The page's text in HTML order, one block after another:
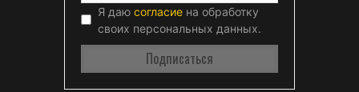
Я даю согласие на обработку
своих персональных данных.